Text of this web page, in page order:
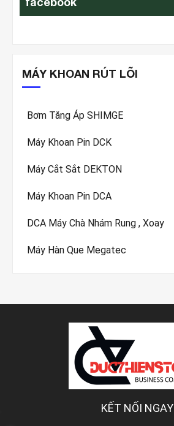
MÁY KHOAN RÚT LÕI
Bơm Tăng Áp SHIMGE
Máy Khoan Pin DCK
Máy Cắt Sắt DEKTON
Máy Khoan Pin DCA
DCA Máy Chà Nhám Rung , Xoay
Máy Hàn Que Megatec
KẾT NỐI NGAY